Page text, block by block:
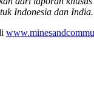
Indonesia dan India.